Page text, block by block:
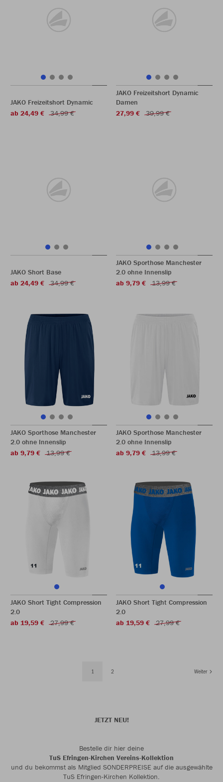
JAKO Freizeitshort Dynamic
ab 24,49 €
34,99 €
JAKO Freizeitshort Dynamic
Damen
27,99 €
39,99 €
JAKO Short Base
ab 24,49 €
34,99 €
JAKO Sporthose Manchester
2.0 ohne Innenslip
ab 9,79 €
13,99 €
JAKO Sporthose Manchester
2.0 ohne Innenslip
ab 9,79 €
13,99 €
JAKO Sporthose Manchester
2.0 ohne Innenslip
ab 9,79 €
13,99 €
JAKO Short Tight Compression
2.0
ab 19,59 €
27,99 €
JAKO Short Tight Compression
2.0
ab 19,59 €
27,99 €
1 2 Weiter
JETZT NEU!
Bestelle dir hier deine
TuS Efringen-Kirchen Vereins-Kollektion
und du bekommst als Mitglied SONDERPREISE auf die ausgewählte
TuS Efringen-Kirchen Kollektion.